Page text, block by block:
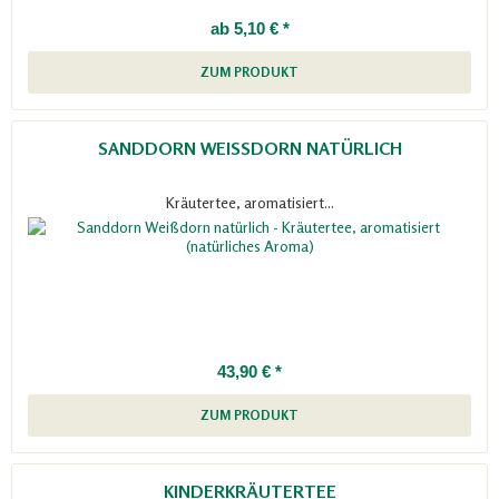
ab 5,10 € *
ZUM PRODUKT
SANDDORN WEISSDORN NATÜRLICH
Kräutertee, aromatisiert...
43,90 € *
ZUM PRODUKT
KINDERKRÄUTERTEE